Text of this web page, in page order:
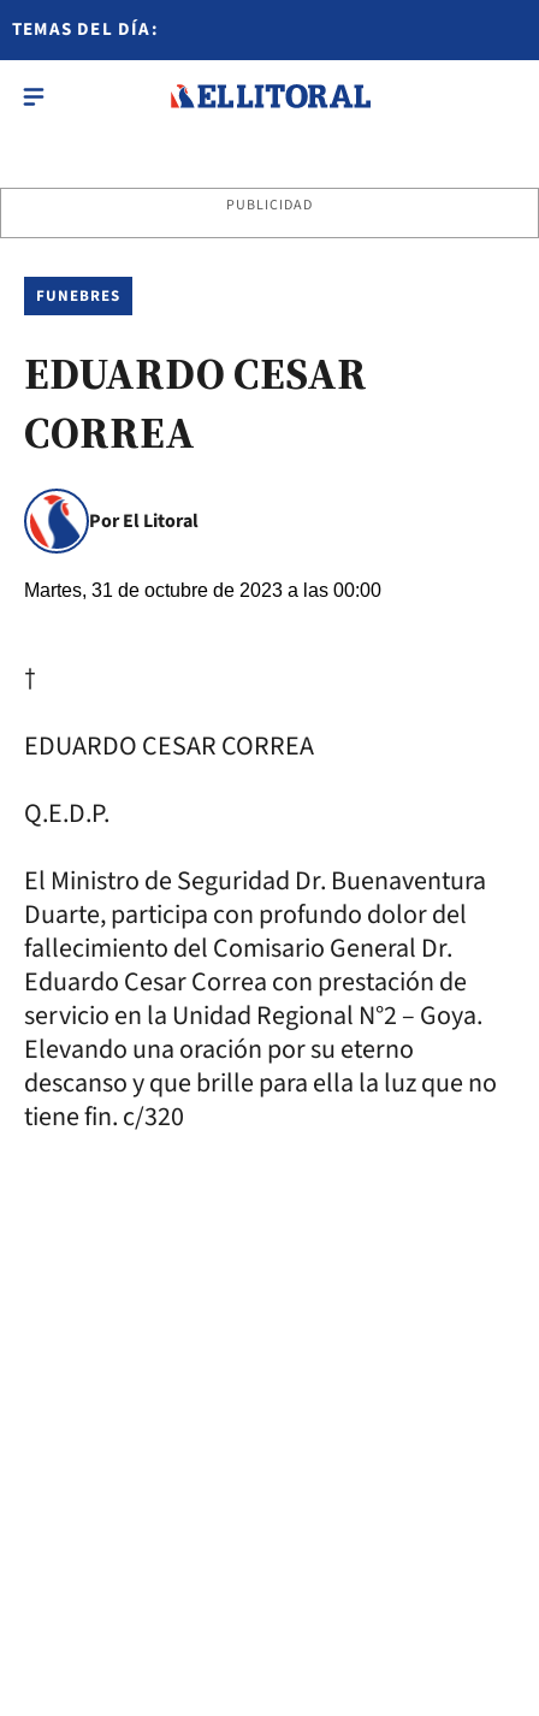
TEMAS DEL DÍA:
PUBLICIDAD
FUNEBRES
EDUARDO CESAR
CORREA
Por El Litoral
Martes, 31 de octubre de 2023 a las 00:00
†
EDUARDO CESAR CORREA
Q.E.D.P.
El Ministro de Seguridad Dr. Buenaventura
Duarte, participa con profundo dolor del
fallecimiento del Comisario General Dr.
Eduardo Cesar Correa con prestación de
servicio en la Unidad Regional N°2 – Goya.
Elevando una oración por su eterno
descanso y que brille para ella la luz que no
tiene fin. c/320